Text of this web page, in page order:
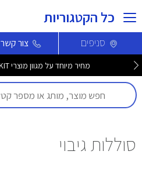
כל הקטגוריות
סניפים צור קשר
מחיר מיוחד על מגוון מוצרי PETKIT לחברי מועדון >>
סוללות גיבוי